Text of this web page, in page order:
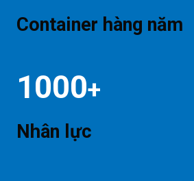
Container hàng năm
1000+
Nhân lực